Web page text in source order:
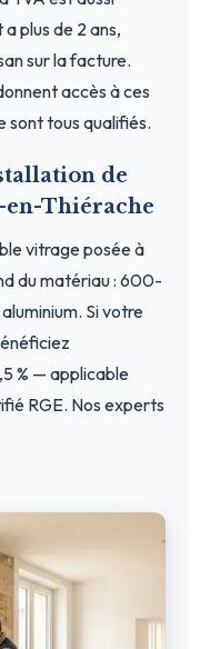
plus de 2 ans,
sur la facture.
accès à ces
sont tous qualifiés.
de
en-Thiérache
vitrage posée à
du matériau : 600-
Si votre
% — applicable
RGE. Nos experts